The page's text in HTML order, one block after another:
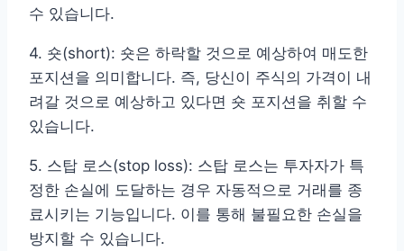
수 있습니다.
4. 숏(short): 숏은 하락할 것으로 예상하여 매도한
포지션을 의미합니다. 즉, 당신이 주식의 가격이 내
려갈 것으로 예상하고 있다면 숏 포지션을 취할 수
있습니다.
5. 스탑 로스(stop loss): 스탑 로스는 투자자가 특
정한 손실에 도달하는 경우 자동적으로 거래를 종
료시키는 기능입니다. 이를 통해 불필요한 손실을
방지할 수 있습니다.